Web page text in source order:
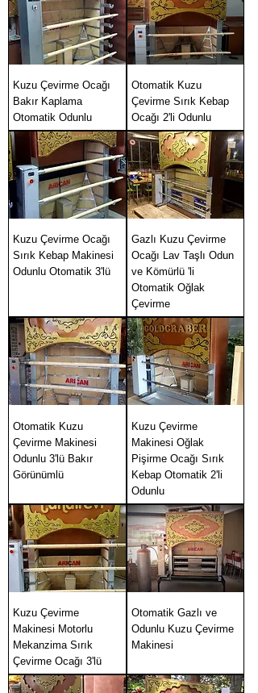
Kuzu Çevirme Ocağı
Bakır Kaplama
Otomatik Odunlu
Otomatik Kuzu
Çevirme Sırık Kebap
Ocağı 2'li Odunlu
Kuzu Çevirme Ocağı
Sırık Kebap Makinesi
Odunlu Otomatik 3'lü
Gazlı Kuzu Çevirme
Ocağı Lav Taşlı Odun
ve Kömürlü 'li
Otomatik Oğlak
Çevirme
Otomatik Kuzu
Çevirme Makinesi
Odunlu 3'lü Bakır
Görünümlü
Kuzu Çevirme
Makinesi Oğlak
Pişirme Ocağı Sırık
Kebap Otomatik 2'li
Odunlu
Kuzu Çevirme
Makinesi Motorlu
Mekanzima Sırık
Çevirme Ocağı 3'lü
Otomatik Gazlı ve
Odunlu Kuzu Çevirme
Makinesi